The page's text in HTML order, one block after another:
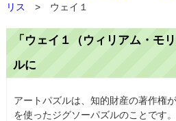
リス
> ウェイ１
「ウェイ１（ウィリアム・モ
ルに
アートパズルは、知的財産の著作権
を使ったジグソーパズルのことです